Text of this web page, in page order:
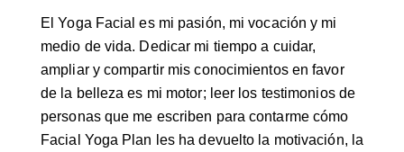
El Yoga Facial es mi pasión, mi vocación y mi
medio de vida. Dedicar mi tiempo a cuidar,
ampliar y compartir mis conocimientos en favor
de la belleza es mi motor; leer los testimonios de
personas que me escriben para contarme cómo
Facial Yoga Plan les ha devuelto la motivación, la